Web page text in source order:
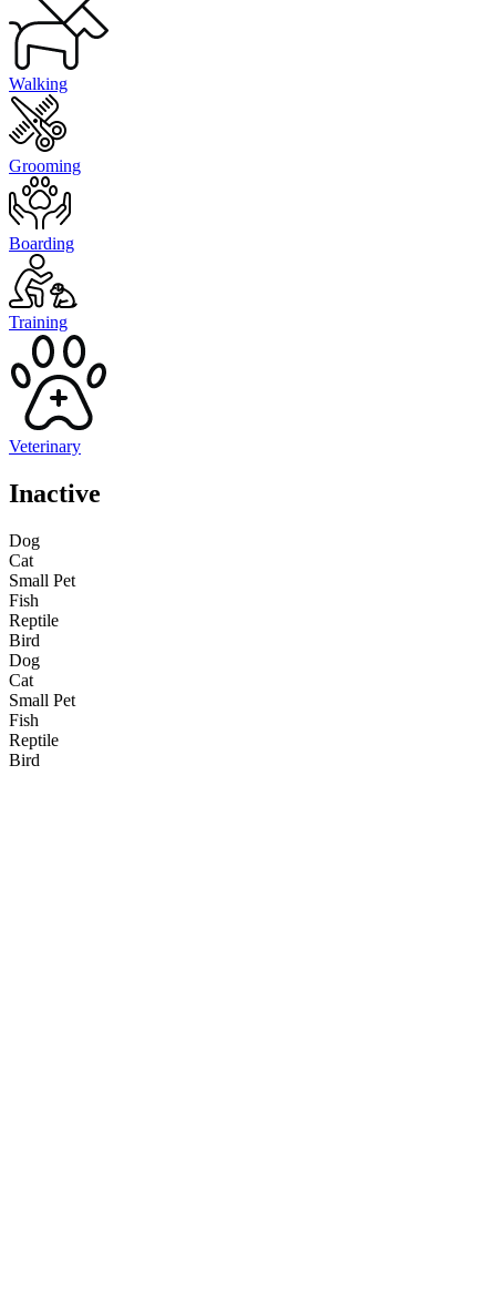
Walking
Grooming
Boarding
Training
Veterinary
Inactive
Dog
Cat
Small Pet
Fish
Reptile
Bird
Dog
Cat
Small Pet
Fish
Reptile
Bird